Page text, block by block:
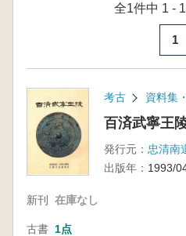
全1件中 1 -
1
考古 資料集
百済武寧王
発行元：
出版年： 1993/
新刊 在庫なし
古書 1点